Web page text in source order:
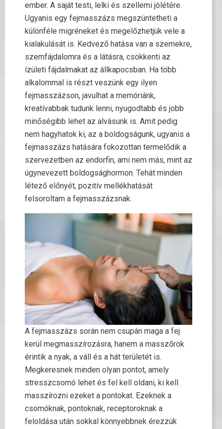
ember. A saját testi, lelki és szellemi jólétére.
Ugyanis egy fejmasszázs megszüntetheti a
különféle migréneket és megelőzhetjük vele a
kialakulását is. Kedvező hatása van a szemekre,
szemfájdalomra és a látásra, csökkenti az
ízületi fájdalmakat az állkapocsban. Ha több
alkalommal is részt veszünk egy ilyen
fejmasszázson, javulhat a memóriánk,
kreatívabbak tudunk lenni, nyugodtabb és jobb
minőségibb lehet az alvásunk is. Amit pedig
nem hagyhatok ki, az a boldogságunk, ugyanis a
fejmasszázs hatására fokozottan termelődik a
szervezetben az endorfin, ami nem más, mint az
úgynevezett boldogsághormon. Tehát minden
létező előnyét, pozitív mellékhatását
felsoroltam a fejmasszázsnak.
A fejmasszázs során nem csupán maga a fej
kerül megmasszírozásra, hanem a masszőrök
érintik a nyak, a váll és a hát területét is.
Megkeresnek minden olyan pontot, amely
stresszcsomó lehet és fel kell oldani, ki kell
masszírozni ezeket a pontokat. Ezeknek a
csomóknak, pontoknak, receptoroknak a
feloldása után sokkal könnyebbnek érezzük